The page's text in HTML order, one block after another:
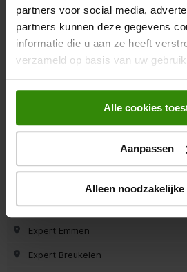
partners voor social media,
partners kunnen deze gegevens
informatie die u aan ze heeft
verzameld op basis van uw
Alle cookies
Aanpassen
Alleen noodzakelijke
Expert Roden
Expert Marum
Expert Haren
Expert Gorredijk
Expert Emmen
Expert Breukelen